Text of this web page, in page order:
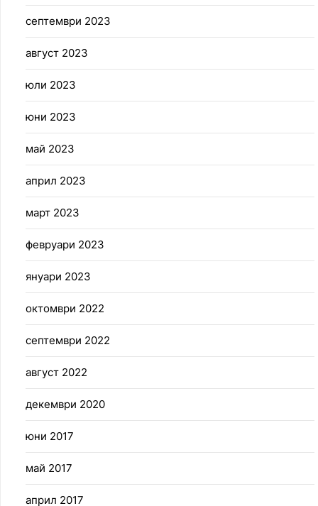
септември 2023
август 2023
юли 2023
юни 2023
май 2023
април 2023
март 2023
февруари 2023
януари 2023
октомври 2022
септември 2022
август 2022
декември 2020
юни 2017
май 2017
април 2017